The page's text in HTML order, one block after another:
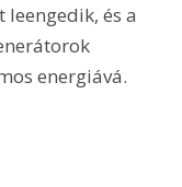
és a
energiává.